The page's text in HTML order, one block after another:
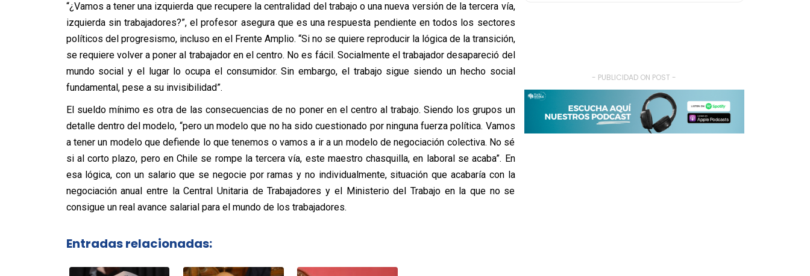
“¿Vamos a tener una izquierda que recupere la centralidad del trabajo o una nueva versión de la tercera vía,
izquierda sin trabajadores?”, el profesor asegura que es una respuesta pendiente en todos los sectores
políticos del progresismo, incluso en el Frente Amplio. “Si no se quiere reproducir la lógica de la transición,
se requiere volver a poner al trabajador en el centro. No es fácil. Socialmente el trabajador desapareció del
mundo social y el lugar lo ocupa el consumidor. Sin embargo, el trabajo sigue siendo un hecho social
fundamental, pese a su invisibilidad”.
El sueldo mínimo es otra de las consecuencias de no poner en el centro al trabajo. Siendo los grupos un
detalle dentro del modelo, “pero un modelo que no ha sido cuestionado por ninguna fuerza política. Vamos
a tener un modelo que defiende lo que tenemos o vamos a ir a un modelo de negociación colectiva. No sé
si al corto plazo, pero en Chile se rompe la tercera vía, este maestro chasquilla, en laboral se acaba”. En
esa lógica, con un salario que se negocie por ramas y no individualmente, situación que acabaría con la
negociación anual entre la Central Unitaria de Trabajadores y el Ministerio del Trabajo en la que no se
consigue un real avance salarial para el mundo de los trabajadores.
Entradas relacionadas:
- PUBLICIDAD ON POST -